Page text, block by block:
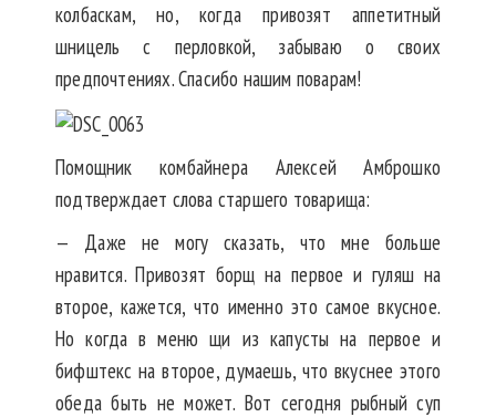
колбаскам, но, когда привозят аппетитный
шницель с перловкой, забываю о своих
предпочтениях. Спасибо нашим поварам!
Помощник комбайнера Алексей Амброшко
подтверждает слова старшего товарища:
— Даже не могу сказать, что мне больше
нравится. Привозят борщ на первое и гуляш на
второе, кажется, что именно это самое вкусное.
Но когда в меню щи из капусты на первое и
бифштекс на второе, думаешь, что вкуснее этого
обеда быть не может. Вот сегодня рыбный суп